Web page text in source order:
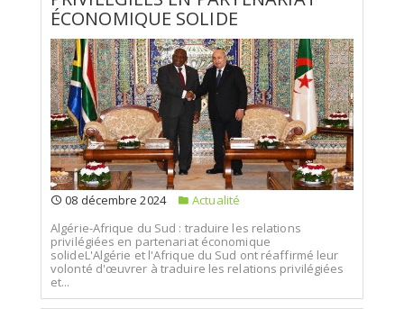
ÉCONOMIQUE SOLIDE
08 décembre 2024
Actualité
Algérie-Afrique du Sud : traduire les relations
privilégiées en partenariat économique
solideL'Algérie et l'Afrique du Sud ont réaffirmé leur
volonté d'œuvrer à traduire les relations privilégiées
et...